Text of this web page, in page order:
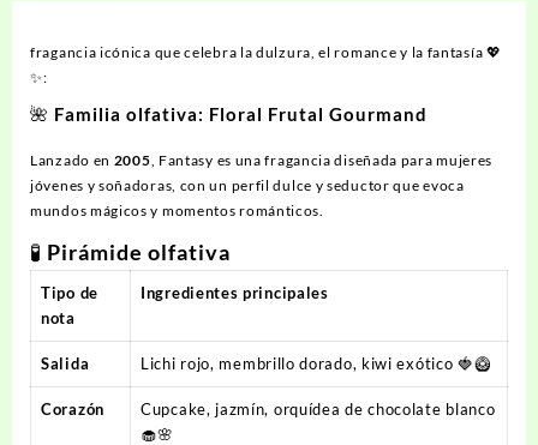
fragancia icónica que celebra la dulzura, el romance y la fantasía 💖
✨:
🌺 Familia olfativa: Floral Frutal Gourmand
Lanzado en 2005 , Fantasy es una fragancia diseñada para mujeres
jóvenes y soñadoras, con un perfil dulce y seductor que evoca
mundos mágicos y momentos románticos.
🧪 Pirámide olfativa
Tipo de
nota
Ingredientes principales
Salida Lichi rojo, membrillo dorado, kiwi exótico 🍓🥝
Corazón
Cupcake, jazmín, orquídea de chocolate blanco
🧁🌸